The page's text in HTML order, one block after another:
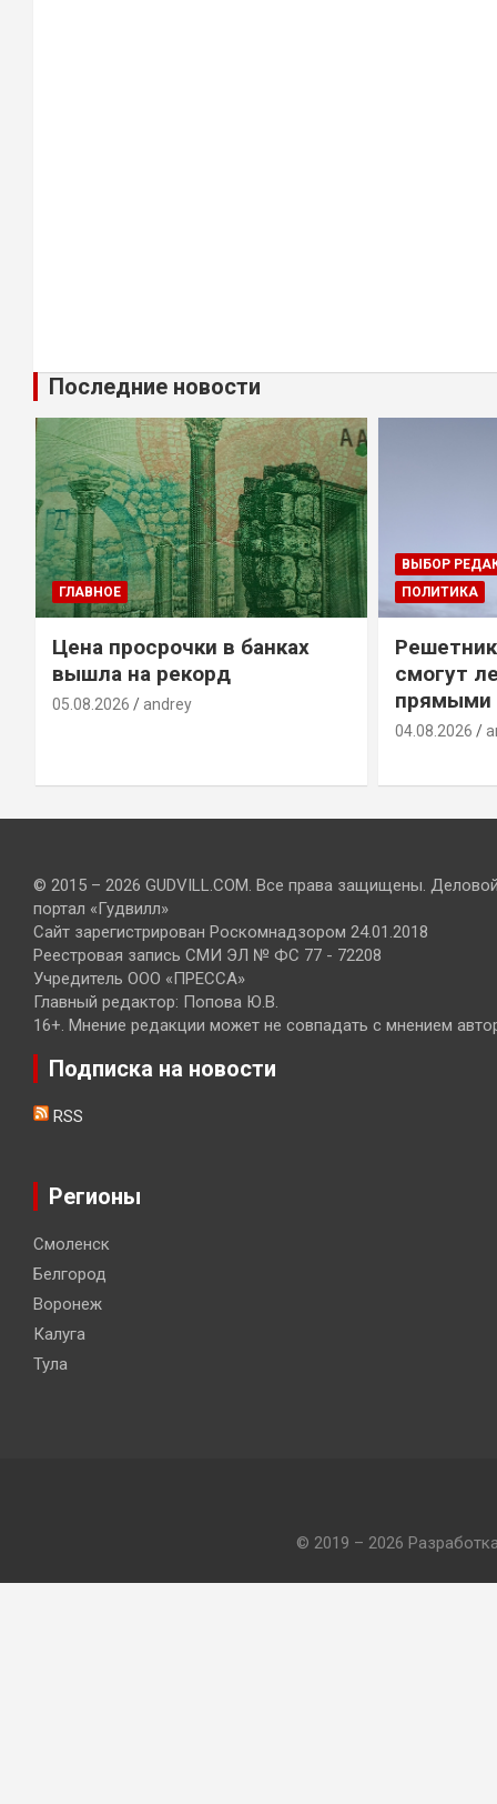
Последние новости
ГЛАВНОЕ
Цена просрочки в банках
вышла на рекорд
05.08.2026 andrey
ВЫБОР
ПОЛИТИКА
смогут
прямыми
04.08.2026
© 2015 – 2026 GUDVILL.COM. Все права защищены.
портал «Гудвилл»
Сайт зарегистрирован Роскомнадзором 24.01.2018
Реестровая запись СМИ ЭЛ № ФС 77 - 72208
Учредитель ООО «ПРЕССА»
Главный редактор: Попова Ю.В.
16+. Мнение редакции может не совпадать с мнением
Подписка на новости
RSS
Регионы
Смоленск
Белгород
Воронеж
Калуга
Тула
© 2019 – 2026